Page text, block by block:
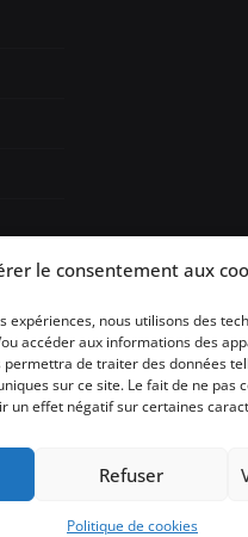
le consentement aux
expériences, nous utilisons des
accéder aux informations des
permettra de traiter des données
sur ce site. Le fait de ne pas
un effet négatif sur certaines
Refuser
Politique de cookies